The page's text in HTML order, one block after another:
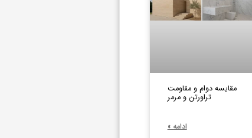
مقایسه دوام و مقاومت
تراورتن و مرمر
ادامه »